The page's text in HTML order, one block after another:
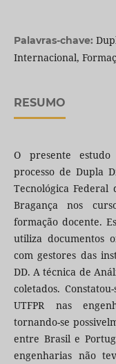
Palavras-chave:
Internacional,
RESUMO
O presente
processo de Dupla
Tecnológica
Bragança nos
formação docente.
utiliza documentos
com gestores das
DD. A técnica de
coletados.
UTFPR nas
tornando-se
entre Brasil e
engenharias não